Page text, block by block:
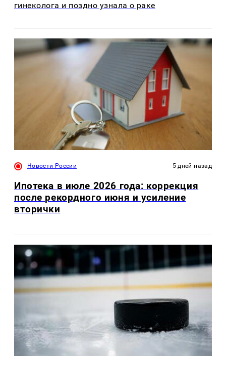
гинеколога и поздно узнала о раке
Новости России 5 дней назад
Ипотека в июле 2026 года: коррекция
после рекордного июня и усиление
вторички